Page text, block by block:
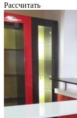
Рассчитать